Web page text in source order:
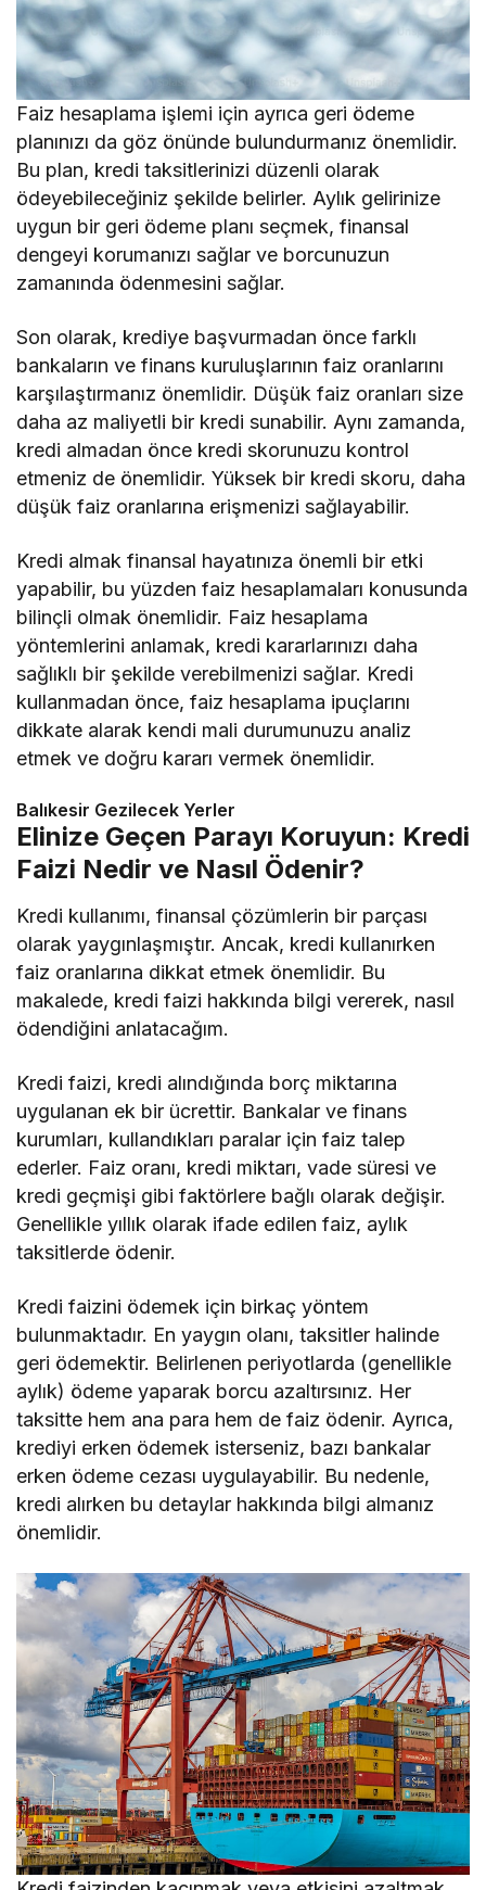
Faiz hesaplama işlemi için ayrıca geri ödeme
planınızı da göz önünde bulundurmanız önemlidir.
Bu plan, kredi taksitlerinizi düzenli olarak
ödeyebileceğiniz şekilde belirler. Aylık gelirinize
uygun bir geri ödeme planı seçmek, finansal
dengeyi korumanızı sağlar ve borcunuzun
zamanında ödenmesini sağlar.
Son olarak, krediye başvurmadan önce farklı
bankaların ve finans kuruluşlarının faiz oranlarını
karşılaştırmanız önemlidir. Düşük faiz oranları size
daha az maliyetli bir kredi sunabilir. Aynı zamanda,
kredi almadan önce kredi skorunuzu kontrol
etmeniz de önemlidir. Yüksek bir kredi skoru, daha
düşük faiz oranlarına erişmenizi sağlayabilir.
Kredi almak finansal hayatınıza önemli bir etki
yapabilir, bu yüzden faiz hesaplamaları konusunda
bilinçli olmak önemlidir. Faiz hesaplama
yöntemlerini anlamak, kredi kararlarınızı daha
sağlıklı bir şekilde verebilmenizi sağlar. Kredi
kullanmadan önce, faiz hesaplama ipuçlarını
dikkate alarak kendi mali durumunuzu analiz
etmek ve doğru kararı vermek önemlidir.
Balıkesir Gezilecek Yerler
Elinize Geçen Parayı Koruyun: Kredi
Faizi Nedir ve Nasıl Ödenir?
Kredi kullanımı, finansal çözümlerin bir parçası
olarak yaygınlaşmıştır. Ancak, kredi kullanırken
faiz oranlarına dikkat etmek önemlidir. Bu
makalede, kredi faizi hakkında bilgi vererek, nasıl
ödendiğini anlatacağım.
Kredi faizi, kredi alındığında borç miktarına
uygulanan ek bir ücrettir. Bankalar ve finans
kurumları, kullandıkları paralar için faiz talep
ederler. Faiz oranı, kredi miktarı, vade süresi ve
kredi geçmişi gibi faktörlere bağlı olarak değişir.
Genellikle yıllık olarak ifade edilen faiz, aylık
taksitlerde ödenir.
Kredi faizini ödemek için birkaç yöntem
bulunmaktadır. En yaygın olanı, taksitler halinde
geri ödemektir. Belirlenen periyotlarda (genellikle
aylık) ödeme yaparak borcu azaltırsınız. Her
taksitte hem ana para hem de faiz ödenir. Ayrıca,
krediyi erken ödemek isterseniz, bazı bankalar
erken ödeme cezası uygulayabilir. Bu nedenle,
kredi alırken bu detaylar hakkında bilgi almanız
önemlidir.